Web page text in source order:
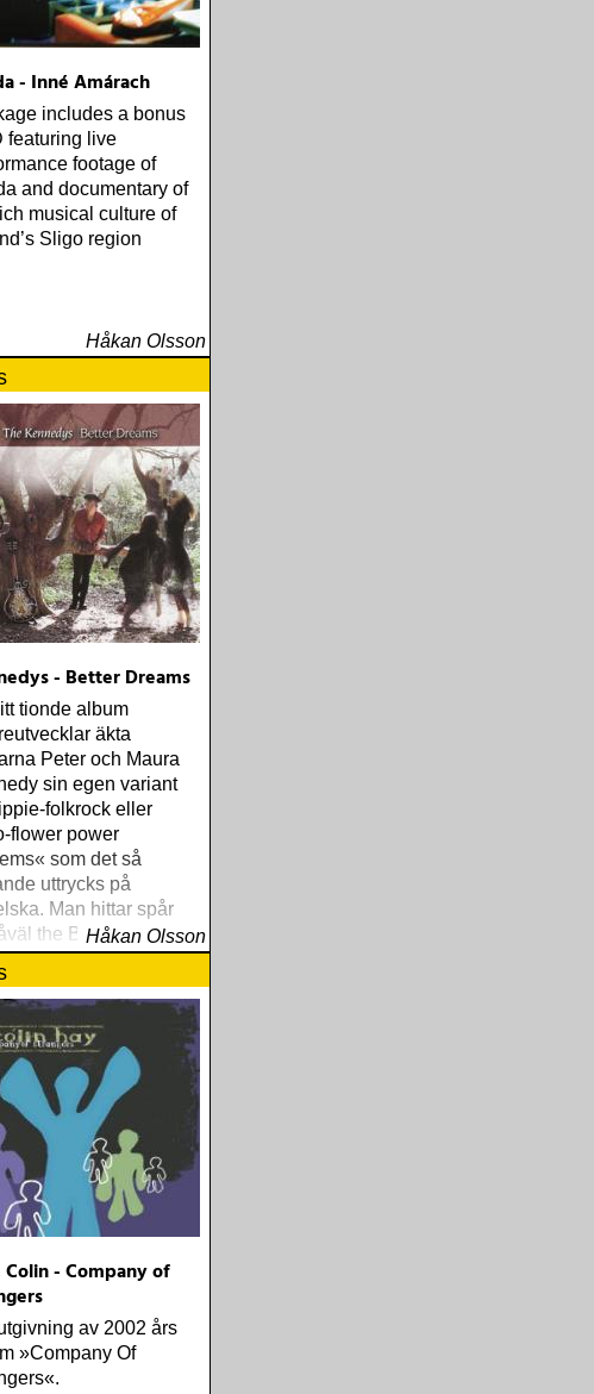
- Inné Amárach
includes a bonus
featuring live
footage of
and documentary of
musical culture of
Sligo region
Håkan Olsson
- Better Dreams
tionde album
äkta
Peter och Maura
sin egen variant
folkrock eller
flower power
som det så
uttrycks på
Man hittar spår
the Byrds som Tom
som brittisk
Håkan Olsson
Colin - Company of
av 2002 års
»Company Of